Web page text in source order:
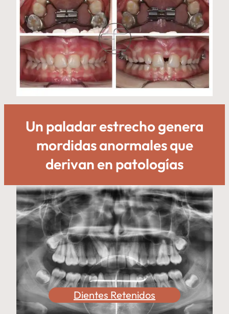
Un paladar estrecho genera
mordidas anormales que
derivan en patologías
Dientes Retenidos